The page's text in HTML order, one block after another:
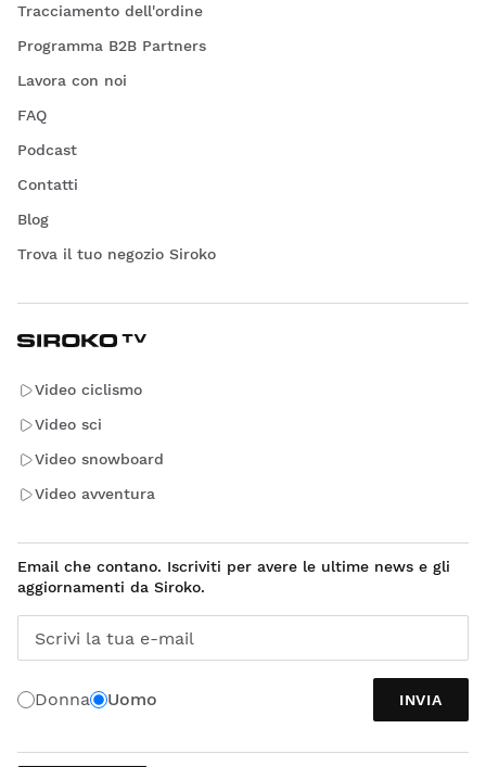
Tracciamento dell'ordine
Programma B2B Partners
Lavora con noi
FAQ
Podcast
Contatti
Blog
Trova il tuo negozio Siroko
Video ciclismo
Video sci
Video snowboard
Video avventura
Email che contano. Iscriviti per avere le ultime news e gli
aggiornamenti da Siroko.
Scrivi la tua e-mail
Donna Uomo INVIA